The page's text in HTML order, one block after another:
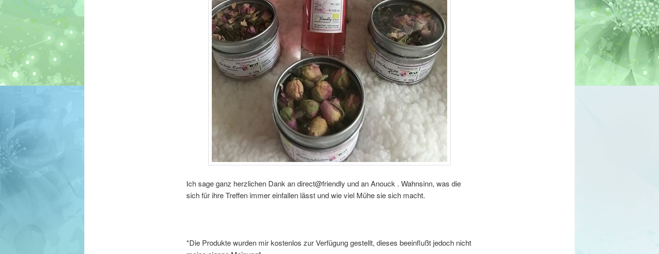
Ich sage ganz herzlichen Dank an direct@friendly und an Anouck . Wahnsinn, was die
sich für ihre Treffen immer einfallen lässt und wie viel Mühe sie sich macht.
*Die Produkte wurden mir kostenlos zur Verfügung gestellt, dieses beeinflußt jedoch nicht